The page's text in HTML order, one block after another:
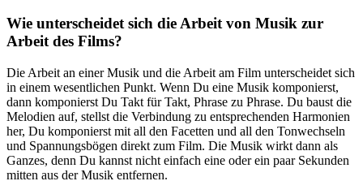
Wie unterscheidet sich die Arbeit von Musik zur
Arbeit des Films?
Die Arbeit an einer Musik und die Arbeit am Film unterscheidet sich
in einem wesentlichen Punkt. Wenn Du eine Musik komponierst,
dann komponierst Du Takt für Takt, Phrase zu Phrase. Du baust die
Melodien auf, stellst die Verbindung zu entsprechenden Harmonien
her, Du komponierst mit all den Facetten und all den Tonwechseln
und Spannungsbögen direkt zum Film. Die Musik wirkt dann als
Ganzes, denn Du kannst nicht einfach eine oder ein paar Sekunden
mitten aus der Musik entfernen.